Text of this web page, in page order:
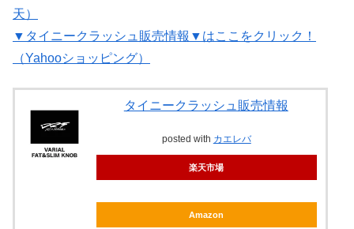
天）
▼タイニークラッシュ販売情報▼はここをクリック！
（Yahooショッピング）
タイニークラッシュ販売情報
posted with カエレバ
楽天市場
Amazon